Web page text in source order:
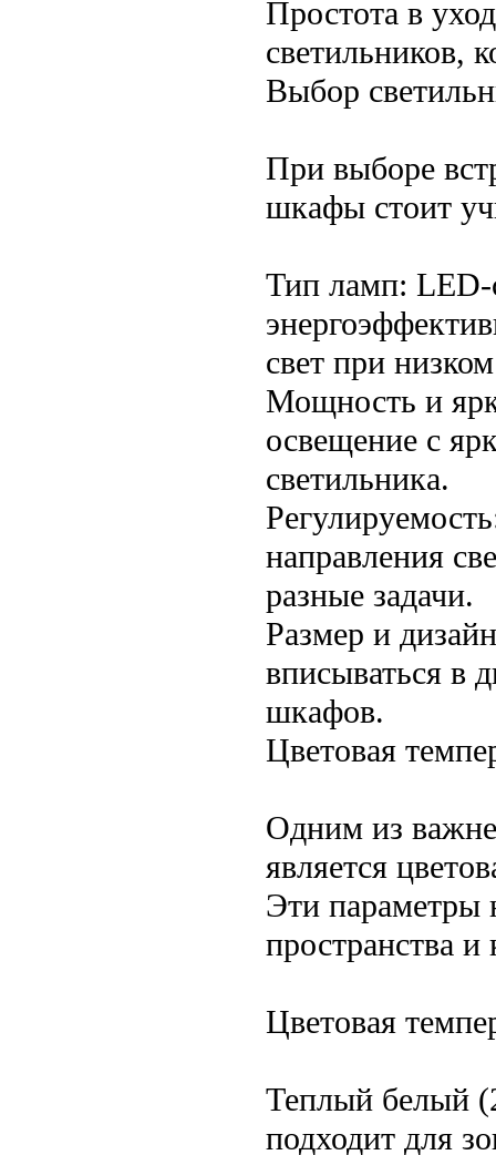
Простота в
светильников,
Выбор
При выборе
шкафы стоит
Тип ламп: LED-
свет при
Мощность и
освещение с
светильника.
направления
разные задачи.
Размер и
вписываться в
шкафов.
Цветовая
Одним из
является
Эти параметры
пространства
Цветовая
Теплый белый
подходит для